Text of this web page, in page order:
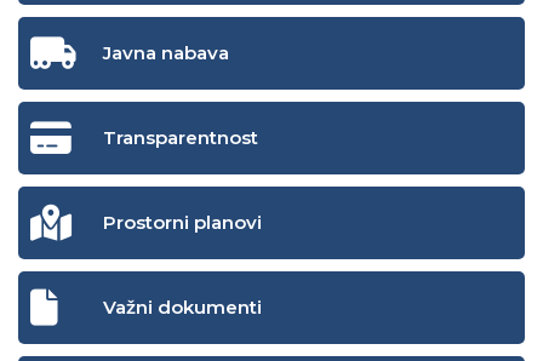
Javna nabava
Transparentnost
Prostorni planovi
Važni dokumenti